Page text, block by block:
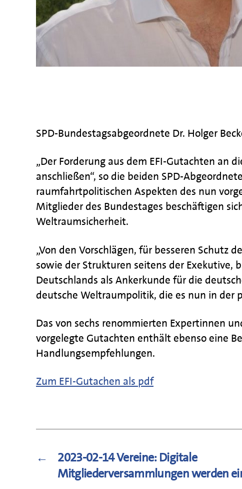
SPD-Bundestagsabgeordnete Dr. Holger
„Der Forderung aus dem EFI-Gutachten an
anschließen“, so die beiden SPD-
raumfahrtpolitischen Aspekten des nun
Mitglieder des Bundestages beschäftigen
Weltraumsicherheit.
„Von den Vorschlägen, für besseren
sowie der Strukturen seitens der Exekutive,
Deutschlands als Ankerkunde für die
deutsche Weltraumpolitik, die es nun in der
Das von sechs renommierten Expertinnen
vorgelegte Gutachten enthält ebenso eine
Handlungsempfehlungen.
Zum EFI-Gutachen als pdf
←
2023-02-14 Vereine: Digitale
Mitgliederversammlungen werden